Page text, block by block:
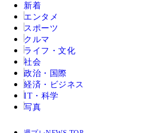
新着
エンタメ
スポーツ
クルマ
ライフ・文化
社会
政治・国際
経済・ビジネス
IT・科学
写真